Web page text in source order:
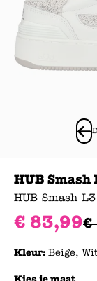
HUB Smash
HUB Smash
€ 83,99€
Kleur: Beige,